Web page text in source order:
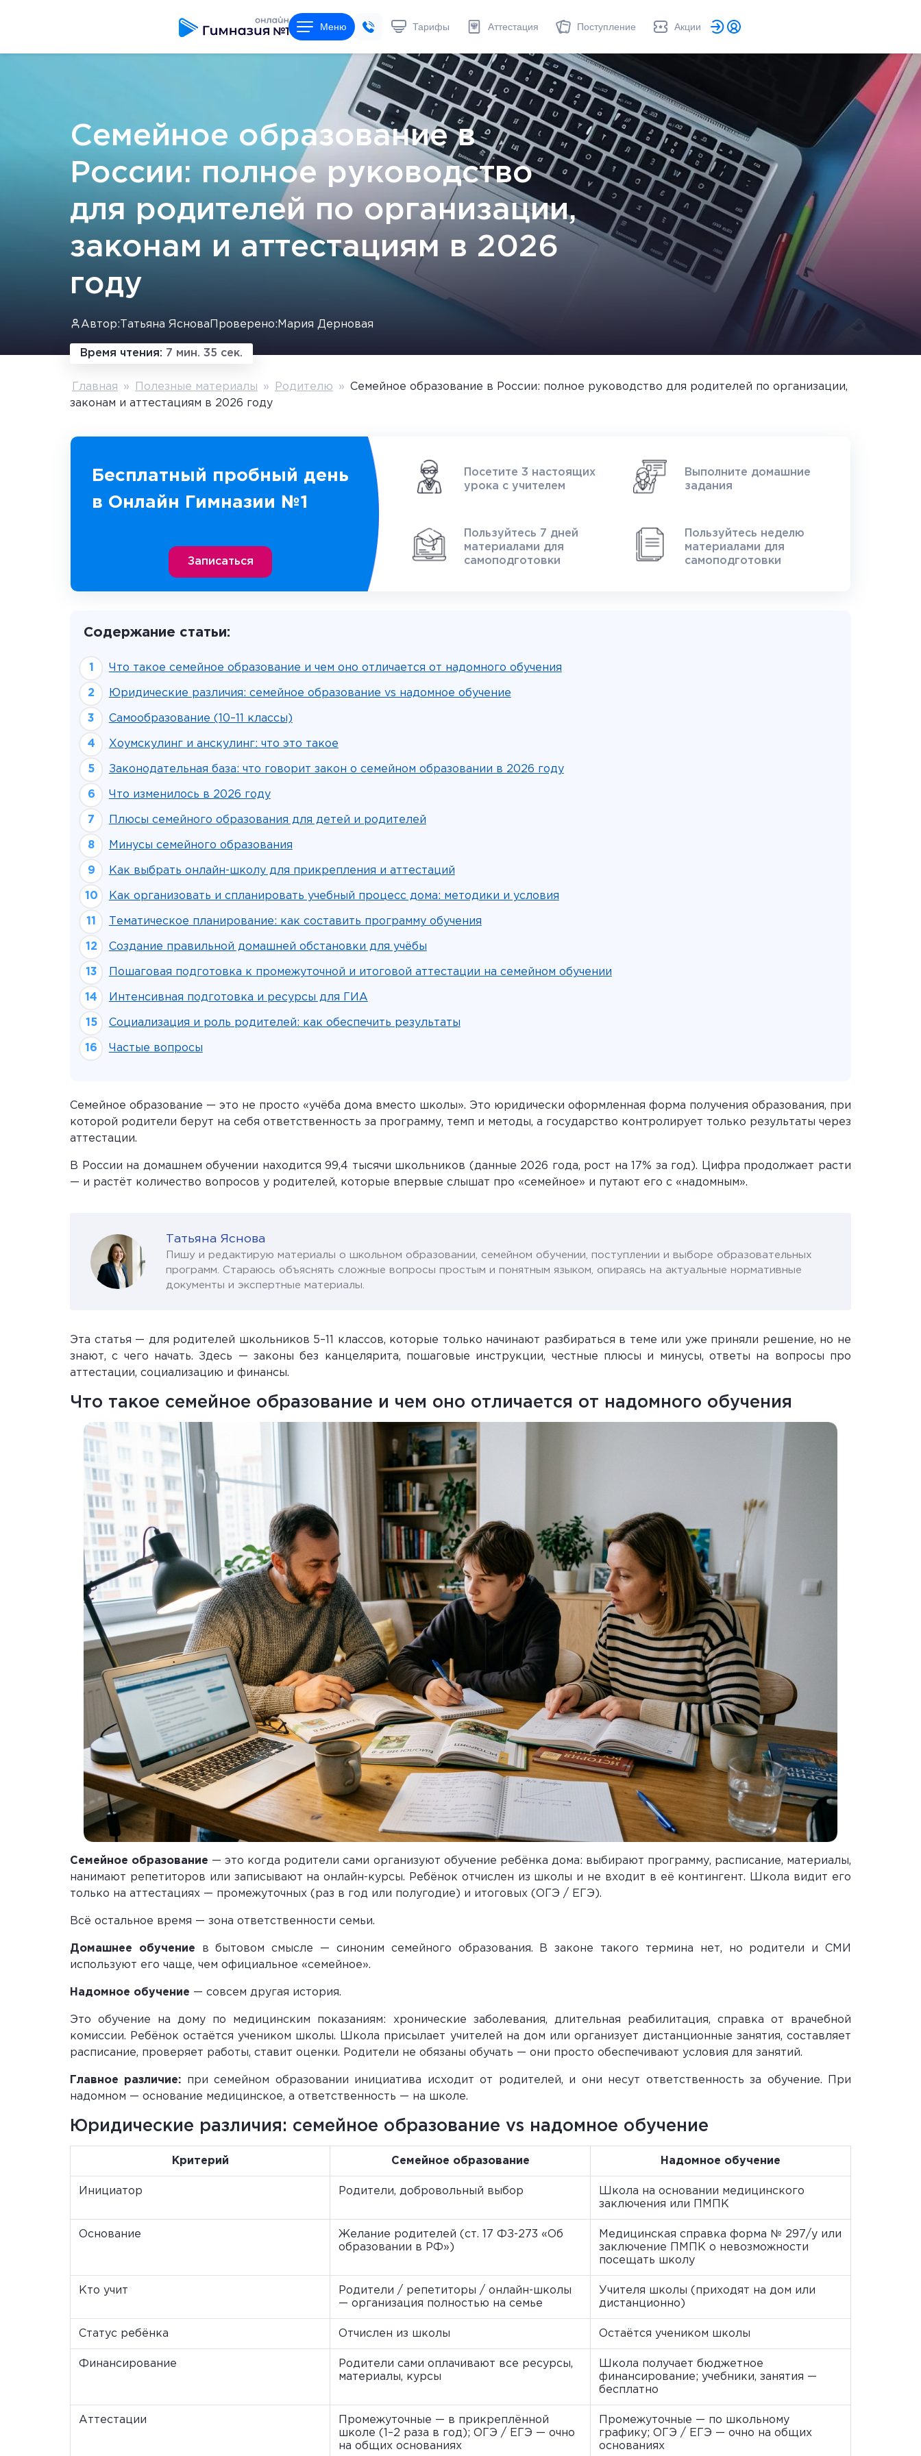
Меню Тарифы Аттестация Поступление Акции
Семейное образование в
России: полное руководство
для родителей по организации,
законам и аттестациям в 2026
году
Автор: Татьяна Яснова Проверено: Мария Дерновая
Время чтения: 7 мин. 35 сек.
Главная » Полезные материалы » Родителю » Семейное образование в России: полное руководство для родителей по организации,
законам и аттестациям в 2026 году
Бесплатный пробный день
в Онлайн Гимназии №1
Записаться
Посетите 3 настоящих
урока с учителем
Выполните домашние
задания
Пользуйтесь 7 дней
материалами для
самоподготовки
Пользуйтесь неделю
материалами для
самоподготовки
Содержание статьи:
Что такое семейное образование и чем оно отличается от надомного обучения
Юридические различия: семейное образование vs надомное обучение
Самообразование (10–11 классы)
Хоумскулинг и анскулинг: что это такое
Законодательная база: что говорит закон о семейном образовании в 2026 году
Что изменилось в 2026 году
Плюсы семейного образования для детей и родителей
Минусы семейного образования
Как выбрать онлайн-школу для прикрепления и аттестаций
Как организовать и спланировать учебный процесс дома: методики и условия
Тематическое планирование: как составить программу обучения
Создание правильной домашней обстановки для учёбы
Пошаговая подготовка к промежуточной и итоговой аттестации на семейном обучении
Интенсивная подготовка и ресурсы для ГИА
Социализация и роль родителей: как обеспечить результаты
Частые вопросы
Семейное образование — это не просто «учёба дома вместо школы». Это юридически оформленная форма получения образования, при
которой родители берут на себя ответственность за программу, темп и методы, а государство контролирует только результаты через
аттестации.
В России на домашнем обучении находится 99,4 тысячи школьников (данные 2026 года, рост на 17% за год). Цифра продолжает расти
— и растёт количество вопросов у родителей, которые впервые слышат про «семейное» и путают его с «надомным».
Татьяна Яснова
Пишу и редактирую материалы о школьном образовании, семейном обучении, поступлении и выборе образовательных
программ. Стараюсь объяснять сложные вопросы простым и понятным языком, опираясь на актуальные нормативные
документы и экспертные материалы.
Эта статья — для родителей школьников 5–11 классов, которые только начинают разбираться в теме или уже приняли решение, но не
знают, с чего начать. Здесь — законы без канцелярита, пошаговые инструкции, честные плюсы и минусы, ответы на вопросы про
аттестации, социализацию и финансы.
Что такое семейное образование и чем оно отличается от надомного обучения
Семейное образование — это когда родители сами организуют обучение ребёнка дома: выбирают программу, расписание, материалы,
нанимают репетиторов или записывают на онлайн-курсы. Ребёнок отчислен из школы и не входит в её контингент. Школа видит его
только на аттестациях — промежуточных (раз в год или полугодие) и итоговых (ОГЭ / ЕГЭ).
Всё остальное время — зона ответственности семьи.
Домашнее обучение в бытовом смысле — синоним семейного образования. В законе такого термина нет, но родители и СМИ
используют его чаще, чем официальное «семейное».
Надомное обучение — совсем другая история.
Это обучение на дому по медицинским показаниям: хронические заболевания, длительная реабилитация, справка от врачебной
комиссии. Ребёнок остаётся учеником школы. Школа присылает учителей на дом или организует дистанционные занятия, составляет
расписание, проверяет работы, ставит оценки. Родители не обязаны обучать — они просто обеспечивают условия для занятий.
Главное различие: при семейном образовании инициатива исходит от родителей, и они несут ответственность за обучение. При
надомном — основание медицинское, а ответственность — на школе.
Юридические различия: семейное образование vs надомное обучение
Критерий Семейное образование Надомное обучение
Инициатор Родители, добровольный выбор
Школа на основании медицинского
заключения или ПМПК
Основание
Желание родителей (ст. 17 ФЗ-273 «Об
образовании в РФ»)
Медицинская справка форма № 297/у или
заключение ПМПК о невозможности
посещать школу
Кто учит
Родители / репетиторы / онлайн-школы
— организация полностью на семье
Учителя школы (приходят на дом или
дистанционно)
Статус ребёнка Отчислен из школы Остаётся учеником школы
Финансирование
Родители сами оплачивают все ресурсы,
материалы, курсы
Школа получает бюджетное
финансирование; учебники, занятия —
бесплатно
Аттестации
Промежуточные — в прикреплённой
школе (1–2 раза в год); ОГЭ / ЕГЭ — очно
на общих основаниях
Промежуточные — по школьному
графику; ОГЭ / ЕГЭ — очно на общих
основаниях